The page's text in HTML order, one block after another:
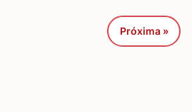
Próxima »